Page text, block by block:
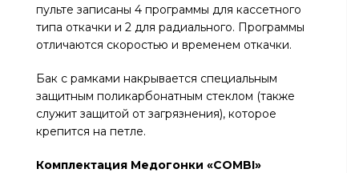
пульте записаны 4 программы для кассетного
типа откачки и 2 для радиального. Программы
отличаются скоростью и временем откачки.
Бак с рамками накрывается специальным
защитным поликарбонатным стеклом (также
служит защитой от загрязнения), которое
крепится на петле.
Комплектация Медогонки «COMBI»